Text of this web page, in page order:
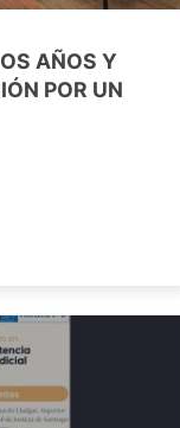
AÑOS Y
POR UN